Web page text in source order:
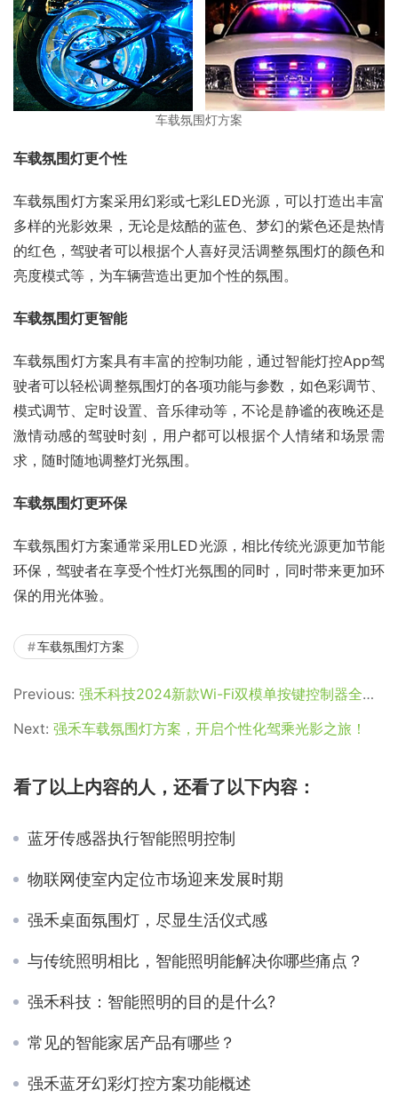
车载氛围灯方案
车载氛围灯更个性
车载氛围灯方案采用幻彩或七彩LED光源，可以打造出丰富
多样的光影效果，无论是炫酷的蓝色、梦幻的紫色还是热情
的红色，驾驶者可以根据个人喜好灵活调整氛围灯的颜色和
亮度模式等，为车辆营造出更加个性的氛围。
车载氛围灯更智能
车载氛围灯方案具有丰富的控制功能，通过智能灯控App驾
驶者可以轻松调整氛围灯的各项功能与参数，如色彩调节、
模式调节、定时设置、音乐律动等，不论是静谧的夜晚还是
激情动感的驾驶时刻，用户都可以根据个人情绪和场景需
求，随时随地调整灯光氛围。
车载氛围灯更环保
车载氛围灯方案通常采用LED光源，相比传统光源更加节能
环保，驾驶者在享受个性灯光氛围的同时，同时带来更加环
保的用光体验。
车载氛围灯方案
Previous: 强禾科技2024新款Wi-Fi双模单按键控制器全新升级上市！
Next: 强禾车载氛围灯方案，开启个性化驾乘光影之旅！
看了以上内容的人，还看了以下内容：
蓝牙传感器执行智能照明控制
物联网使室内定位市场迎来发展时期
强禾桌面氛围灯，尽显生活仪式感
与传统照明相比，智能照明能解决你哪些痛点？
强禾科技：智能照明的目的是什么?
常见的智能家居产品有哪些？
强禾蓝牙幻彩灯控方案功能概述